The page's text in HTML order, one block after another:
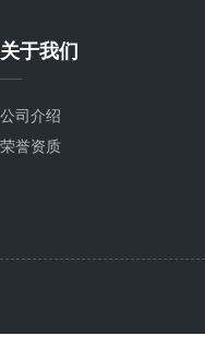
关于我们
公司介绍
荣誉资质